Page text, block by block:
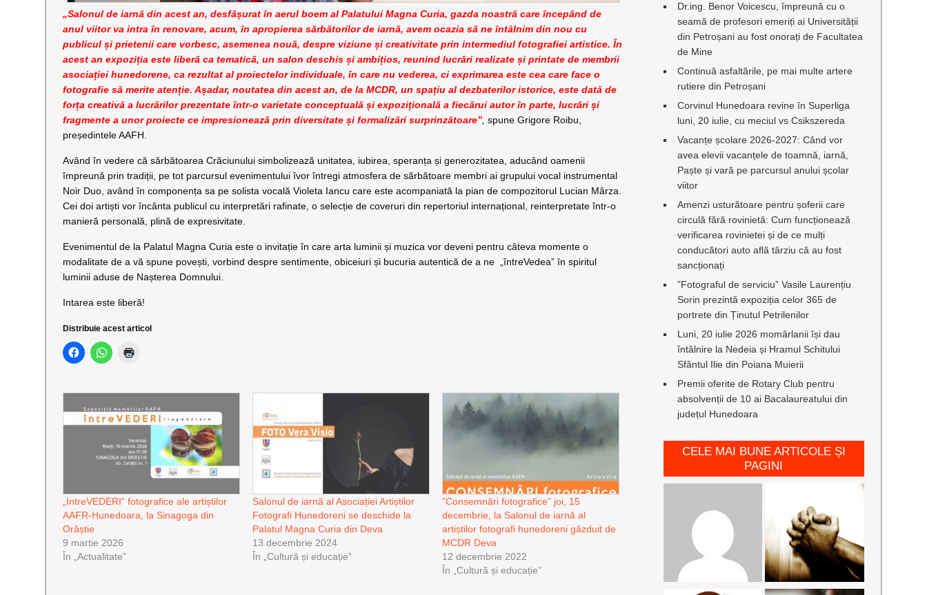
„Salonul de iarnă din acest an, desfășurat în aerul boem al Palatului Magna Curia, gazda noastră care începând de
anul viitor va intra în renovare, acum, în apropierea sărbătorilor de iarnă, avem ocazia să ne întâlnim din nou cu
publicul și prietenii care vorbesc, asemenea nouă, despre viziune și creativitate prin intermediul fotografiei artistice. În
acest an expoziția este liberă ca tematică, un salon deschis și ambițios, reunind lucrări realizate și printate de membrii
asociației hunedorene, ca rezultat al proiectelor individuale, în care nu vederea, ci exprimarea este cea care face o
fotografie să merite atenție. Așadar, noutatea din acest an, de la MCDR, un spațiu al dezbaterilor istorice, este dată de
forța creativă a lucrărilor prezentate într-o varietate conceptuală și expozițională a fiecărui autor în parte, lucrări și
fragmente a unor proiecte ce impresionează prin diversitate și formalizări surprinzătoare”, spune Grigore Roibu,
președintele AAFH.
Având în vedere că sărbătoarea Crăciunului simbolizează unitatea, iubirea, speranța și generozitatea, aducând oamenii
împreună prin tradiții, pe tot parcursul evenimentului îvor întregi atmosfera de sărbătoare membri ai grupului vocal instrumental
Noir Duo, având în componența sa pe solista vocală Violeta Iancu care este acompaniată la pian de compozitorul Lucian Mârza.
Cei doi artiști vor încânta publicul cu interpretări rafinate, o selecție de coveruri din repertoriul internațional, reinterpretate într-o
manieră personală, plină de expresivitate.
Evenimentul de la Palatul Magna Curia este o invitație în care arta luminii și muzica vor deveni pentru câteva momente o
modalitate de a vă spune povești, vorbind despre sentimente, obiceiuri și bucuria autentică de a ne „întreVedea” în spiritul
luminii aduse de Nașterea Domnului.
Intarea este liberă!
Distribuie acest articol
„IntreVEDERI” fotografice ale artiștilor
AAFR-Hunedoara, la Sinagoga din
Orăștie
9 martie 2026
În „Actualitate”
Salonul de iarnă al Asociației Artiștilor
Fotografi Hunedoreni se deschide la
Palatul Magna Curia din Deva
13 decembrie 2024
În „Cultură și educație”
”Consemnări fotografice” joi, 15
decembrie, la Salonul de iarnă al
artiștilor fotografi hunedoreni găzduit de
MCDR Deva
12 decembrie 2022
În „Cultură și educație”
Dr.ing. Benor Voicescu, împreună cu o
seamă de profesori emeriți ai Universității
din Petroșani au fost onorați de Facultatea
de Mine
Continuă asfaltările, pe mai multe artere
rutiere din Petroșani
Corvinul Hunedoara revine în Superliga
luni, 20 iulie, cu meciul vs Csikszereda
Vacanțe școlare 2026-2027: Când vor
avea elevii vacanțele de toamnă, iarnă,
Paște și vară pe parcursul anului școlar
viitor
Amenzi usturătoare pentru șoferii care
circulă fără rovinietă: Cum funcționează
verificarea rovinietei și de ce mulți
conducători auto află târziu că au fost
sancționați
”Fotograful de serviciu” Vasile Laurențiu
Sorin prezintă expoziția celor 365 de
portrete din Ținutul Petrilenilor
Luni, 20 iulie 2026 momârlanii își dau
întâlnire la Nedeia și Hramul Schitului
Sfântul Ilie din Poiana Muierii
Premii oferite de Rotary Club pentru
absolvenții de 10 ai Bacalaureatului din
județul Hunedoara
CELE MAI BUNE ARTICOLE ȘI
PAGINI